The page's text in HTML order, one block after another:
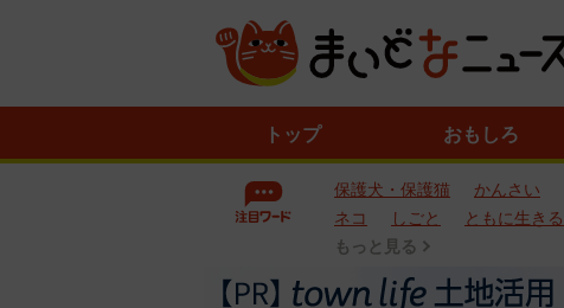
トップ おもしろ
保護犬・保護猫 かんさい
ネコ
しごと ともに生きる
もっと見る